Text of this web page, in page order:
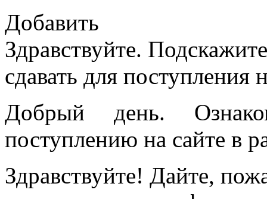
Добавить
Здравствуйте.
сдавать для поступления
Добрый день.
поступлению на сайте в
Здравствуйте! Дайте,